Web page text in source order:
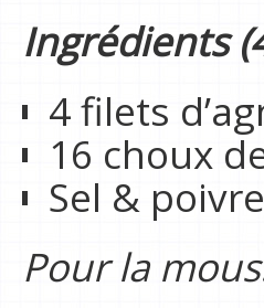
Ingrédients
4 filets
16 choux
Sel &
Pour la